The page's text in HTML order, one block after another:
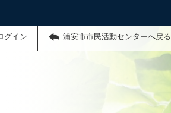
グイン 浦安市市民活動センターへ戻る